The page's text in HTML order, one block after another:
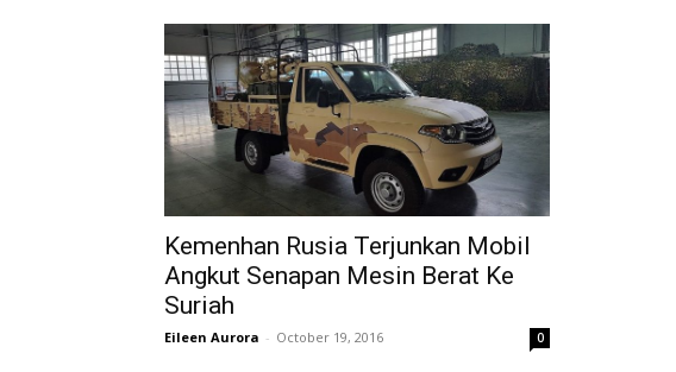
Kemenhan Rusia Terjunkan Mobil
Angkut Senapan Mesin Berat Ke
Suriah
Eileen Aurora - October 19, 2016 0